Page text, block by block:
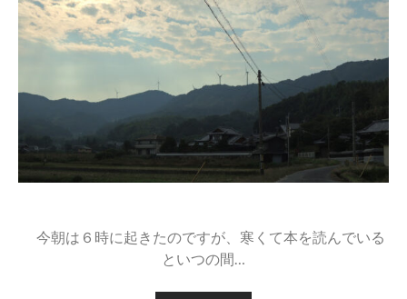
今朝は６時に起きたのですが、寒くて本を読んでいる
といつの間…